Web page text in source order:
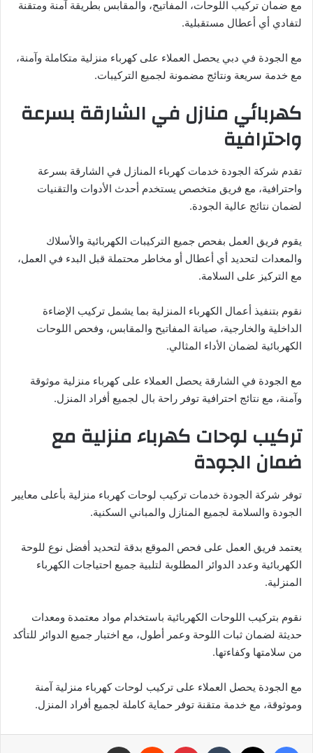
مع ضمان تركيب اللوحات، المفاتيح، والمقابس بطريقة آمنة ومتقنة
لتفادي أي أعطال مستقبلية.
مع الجودة في دبي يحصل العملاء على كهرباء منزلية متكاملة وآمنة،
مع خدمة سريعة ونتائج مضمونة لجميع التركيبات.
كهربائي منازل في الشارقة بسرعة
واحترافية
تقدم شركة الجودة خدمات كهرباء المنازل في الشارقة بسرعة
واحترافية، مع فريق متخصص يستخدم أحدث الأدوات والتقنيات
لضمان نتائج عالية الجودة.
يقوم فريق العمل بفحص جميع التركيبات الكهربائية والأسلاك
والمعدات لتحديد أي أعطال أو مخاطر محتملة قبل البدء في العمل،
مع التركيز على السلامة.
نقوم بتنفيذ أعمال الكهرباء المنزلية بما يشمل تركيب الإضاءة
الداخلية والخارجية، صيانة المفاتيح والمقابس، وفحص اللوحات
الكهربائية لضمان الأداء المثالي.
مع الجودة في الشارقة يحصل العملاء على كهرباء منزلية موثوقة
وآمنة، مع نتائج احترافية توفر راحة بال لجميع أفراد المنزل.
تركيب لوحات كهرباء منزلية مع
ضمان الجودة
توفر شركة الجودة خدمات تركيب لوحات كهرباء منزلية بأعلى معايير
الجودة والسلامة لجميع المنازل والمباني السكنية.
يعتمد فريق العمل على فحص الموقع بدقة لتحديد أفضل نوع للوحة
الكهربائية وعدد الدوائر المطلوبة لتلبية جميع احتياجات الكهرباء
المنزلية.
نقوم بتركيب اللوحات الكهربائية باستخدام مواد معتمدة ومعدات
حديثة لضمان ثبات اللوحة وعمر أطول، مع اختبار جميع الدوائر للتأكد
من سلامتها وكفاءتها.
مع الجودة يحصل العملاء على تركيب لوحات كهرباء منزلية آمنة
وموثوقة، مع خدمة متقنة توفر حماية كاملة لجميع أفراد المنزل.
فيسبوك بينتيريست